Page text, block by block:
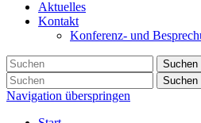
Aktuelles
Kontakt
Konferenz- und
Suchen
Suchen
Navigation überspringen